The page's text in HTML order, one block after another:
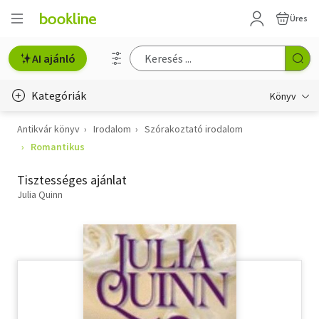
Üres
AI ajánló
Kategóriák Könyv
Életmód, egészség
Gyermek- és ifjúsági
Hobbi, szabadidő
Antikvár könyv Irodalom
Szórakoztató irodalom
Romantikus
Tisztességes ajánlat
Julia Quinn